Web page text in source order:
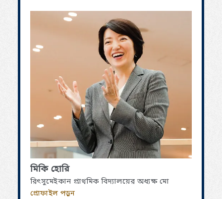
মিকি হোরি
রিৎসুমেইকান প্রাথমিক বিদ্যালয়ের অধ্যক্ষ মো
প্রোফাইল পড়ুন